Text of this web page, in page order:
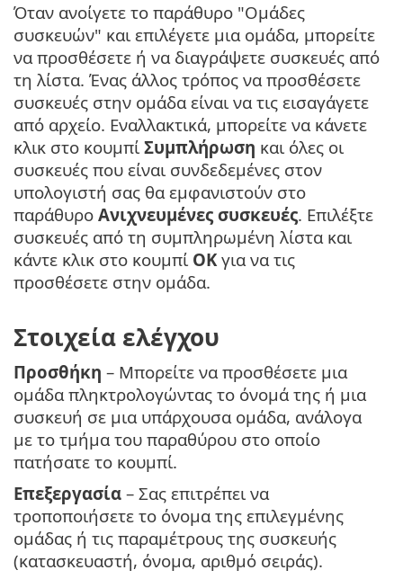
Όταν ανοίγετε το παράθυρο "Ομάδες
συσκευών" και επιλέγετε μια ομάδα, μπορείτε
να προσθέσετε ή να διαγράψετε συσκευές από
τη λίστα. Ένας άλλος τρόπος να προσθέσετε
συσκευές στην ομάδα είναι να τις εισαγάγετε
από αρχείο. Εναλλακτικά, μπορείτε να κάνετε
κλικ στο κουμπί Συμπλήρωση και όλες οι
συσκευές που είναι συνδεδεμένες στον
υπολογιστή σας θα εμφανιστούν στο
παράθυρο Ανιχνευμένες συσκευές. Επιλέξτε
συσκευές από τη συμπληρωμένη λίστα και
κάντε κλικ στο κουμπί OKγια να τις
προσθέσετε στην ομάδα.
Στοιχεία ελέγχου
Προσθήκη – Μπορείτε να προσθέσετε μια
ομάδα πληκτρολογώντας το όνομά της ή μια
συσκευή σε μια υπάρχουσα ομάδα, ανάλογα
με το τμήμα του παραθύρου στο οποίο
πατήσατε το κουμπί.
Επεξεργασία – Σας επιτρέπει να
τροποποιήσετε το όνομα της επιλεγμένης
ομάδας ή τις παραμέτρους της συσκευής
(κατασκευαστή, όνομα, αριθμό σειράς).